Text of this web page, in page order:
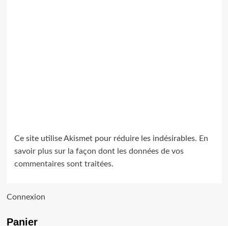
Ce site utilise Akismet pour réduire les indésirables. En
savoir plus sur la façon dont les données de vos
commentaires sont traitées.
Connexion
Panier